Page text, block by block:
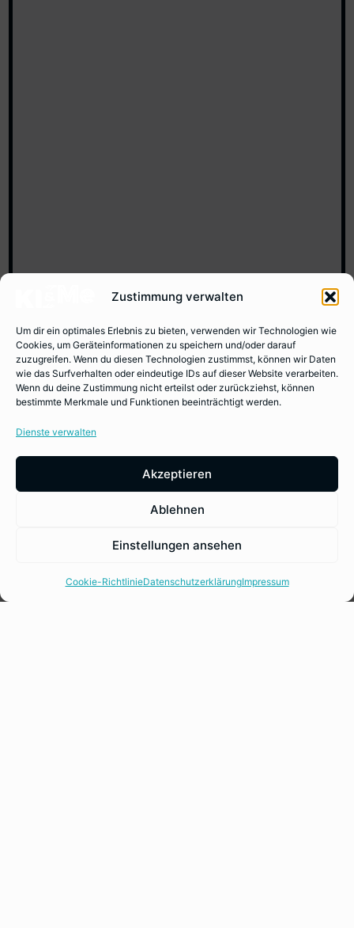
Zustimmung verwalten
Um dir ein optimales Erlebnis zu bieten, verwenden wir Technologien wie
Cookies, um Geräteinformationen zu speichern und/oder darauf
zuzugreifen. Wenn du diesen Technologien zustimmst, können wir Daten
wie das Surfverhalten oder eindeutige IDs auf dieser Website verarbeiten.
Wenn du deine Zustimmung nicht erteilst oder zurückziehst, können
bestimmte Merkmale und Funktionen beeinträchtigt werden.
Dienste verwalten
Akzeptieren
Ablehnen
Einstellungen ansehen
Cookie-RichtlinieDatenschutzerklärungImpressum
Weitere Beiträge